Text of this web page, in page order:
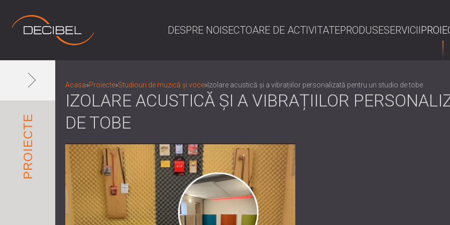
DESPRE NOISECTOARE DE ACTIVITATEPRODUSESERVICII
PROIECTE
Acasa»Proiecte»Studiouri de muzică și voce» Izolare acustică și a vibrațiilor personalizată pentru un studio de tobe
IZOLARE ACUSTICĂ ȘI A VIBRAȚIILOR
DE TOBE